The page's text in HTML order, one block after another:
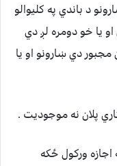
د باندي په کلیوالو
یا خو دومره لږ دي
دي ښارونو او یا
اجازه ورکول ځکه